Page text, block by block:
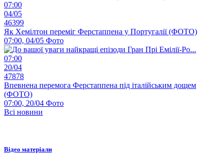
07:00
04/05
46399
Як Хемілтон переміг Ферстаппена у Португалії (ФОТО)
07:00, 04/05 Фото
07:00
20/04
47878
Впевнена перемога Ферстаппена під італійським дощем
(ФОТО)
07:00, 20/04 Фото
Всі новини
Відео матеріали